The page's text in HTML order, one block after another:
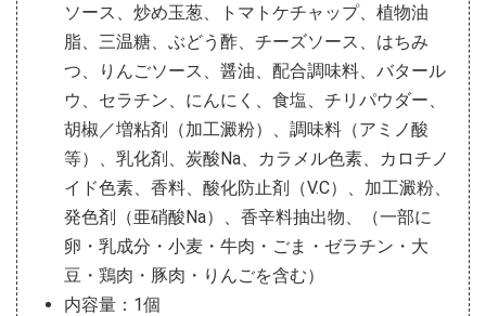
ソース、炒め玉葱、トマトケチャップ、植物油
脂、三温糖、ぶどう酢、チーズソース、はちみ
つ、りんごソース、醤油、配合調味料、バタール
ウ、セラチン、にんにく、食塩、チリパウダー、
胡椒／増粘剤（加工澱粉）、調味料（アミノ酸
等）、乳化剤、炭酸Na、カラメル色素、カロチノ
イド色素、香料、酸化防止剤（V.C）、加工澱粉、
発色剤（亜硝酸Na）、香辛料抽出物、（一部に
卵・乳成分・小麦・牛肉・ごま・ゼラチン・大
豆・鶏肉・豚肉・りんごを含む）
内容量：1個